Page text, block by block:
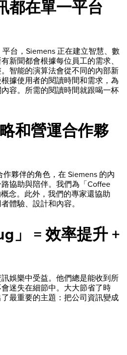
都在單一平台
台，Siemens 正在建立智慧、數
新聞都會根據每位員工的需求、
智能的演算法會從不同的內部新
據使用者的閱讀時間和需求，為
容。所需的閱讀時間就跟喝一杯
和營運合作夥
夥伴的角色，在 Siemens 的內
協助與陪伴。我們為「Coffee
念。此外，我們的專家還協助
體驗、設計和內容。
」 = 效率提升 +
娛樂中受益。他們總是能收到所
迷失在細節中。大大節省了時
最重要的主題：把公司資訊變成